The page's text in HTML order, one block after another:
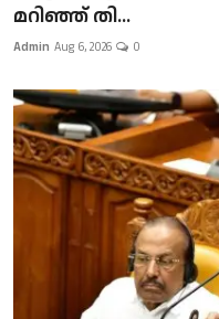
മറിഞ്ഞ് തി...
Admin Aug 6, 2026 0